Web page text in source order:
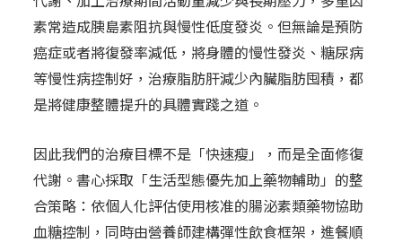
素常造成胰島素阻抗與慢性低度發炎。但無論是預防
癌症或者將復發率減低，將身體的慢性發炎、糖尿病
等慢性病控制好，治療脂肪肝減少內臟脂肪囤積，都
是將健康整體提升的具體實踐之道。
因此我們的治療目標不是「快速瘦」，而是全面修復
代謝。書心採取「生活型態優先加上藥物輔助」的整
合策略：依個人化評估使用核准的腸泌素類藥物協助
血糖控制，同時由營養師建構彈性飲食框架，進餐順